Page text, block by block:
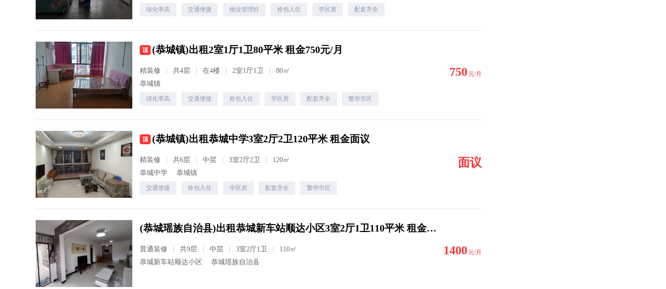
绿化率高 交通便捷 物业管理好 拎包入住 学区房 配套齐全
顶 (恭城镇)出租2室1厅1卫80平米 租金750元/月
精装修 共4层 在4楼 2室1厅1卫
80㎡
恭城镇
绿化率高 交通便捷 拎包入住 学区房 配套齐全 繁华市区
750 元/月
顶 (恭城镇)出租恭城中学3室2厅2卫120平米 租金面议
精装修 共6层 中层 3室2厅2卫
120㎡
恭城中学
恭城镇
交通便捷 拎包入住 学区房 配套齐全 繁华市区
面议
(恭城瑶族自治县)出租恭城新车站顺达小区3室2厅1卫110平米 租金1400元/月
普通装修 共9层 中层 3室2厅1卫
110㎡
恭城新车站顺达小区
恭城瑶族自治县
1400 元/月